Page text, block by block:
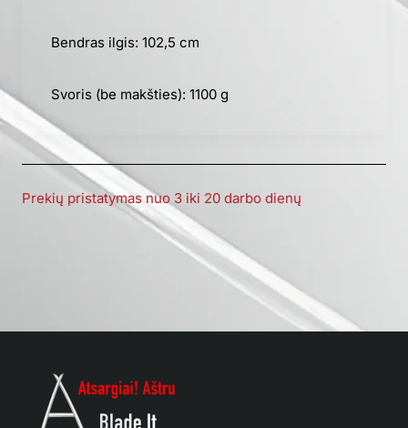
Bendras ilgis: 102,5 cm
Svoris (be makšties): 1100 g
Prekių pristatymas nuo 3 iki 20 darbo dienų